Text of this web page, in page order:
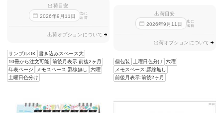
出荷目安
2026年9 月11 日
迄に
出荷
出荷オプションについて
サンプルOK 書き込みスペース大
10冊から注文可能 前後月表示:前後2ヶ月
年表ページ
メモスペース:罫線無し
六曜
土曜日色分け
出荷目安
2026年9 月 11 日
迄に
出荷
出荷オプションについて
個包装 土曜日色分け
六曜
メモスペース:罫線無し
前後月表示:前後2ヶ月